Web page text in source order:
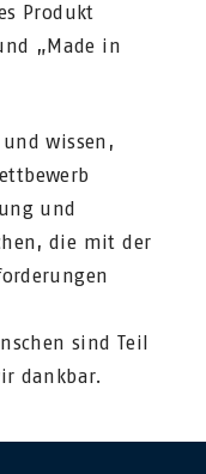
Produkt
„Made in
wissen,
und
die mit der
sind Teil
dankbar.